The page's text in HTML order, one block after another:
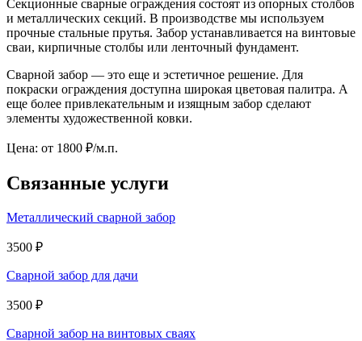
Секционные сварные ограждения состоят из опорных столбов
и металлических секций. В производстве мы используем
прочные стальные прутья. Забор устанавливается на винтовые
сваи, кирпичные столбы или ленточный фундамент.
Сварной забор — это еще и эстетичное решение. Для
покраски ограждения доступна широкая цветовая палитра. А
еще более привлекательным и изящным забор сделают
элементы художественной ковки.
Цена: от 1800 ₽/м.п.
Связанные услуги
Металлический сварной забор
3500 ₽
Сварной забор для дачи
3500 ₽
Сварной забор на винтовых сваях